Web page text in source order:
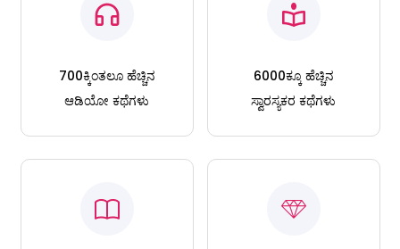
700ಕ್ಕಿಂತಲೂ ಹೆಚ್ಚಿನ
ಆಡಿಯೋ ಕಥೆಗಳು
6000ಕ್ಕೂ ಹೆಚ್ಚಿನ
ಸ್ವಾರಸ್ಯಕರ ಕಥೆಗಳು